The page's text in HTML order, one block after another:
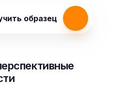
образец